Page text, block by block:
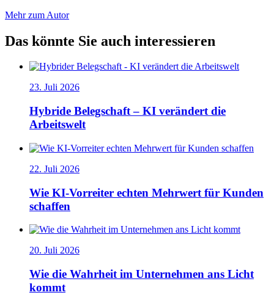
Mehr zum Autor
Das könnte Sie auch interessieren
23. Juli 2026
Hybride Belegschaft – KI verändert die
Arbeitswelt
22. Juli 2026
Wie KI-Vorreiter echten Mehrwert für Kunden
schaffen
20. Juli 2026
Wie die Wahrheit im Unternehmen ans Licht
kommt